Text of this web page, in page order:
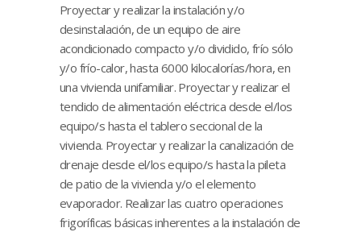
Proyectar y realizar la instalación y/o
desinstalación, de un equipo de aire
acondicionado compacto y/o dividido, frío sólo
y/o frío-calor, hasta 6000 kilocalorías/hora, en
una vivienda unifamiliar. Proyectar y realizar el
tendido de alimentación eléctrica desde el/los
equipo/s hasta el tablero seccional de la
vivienda. Proyectar y realizar la canalización de
drenaje desde el/los equipo/s hasta la pileta
de patio de la vivienda y/o el elemento
evaporador. Realizar las cuatro operaciones
frigoríficas básicas inherentes a la instalación de